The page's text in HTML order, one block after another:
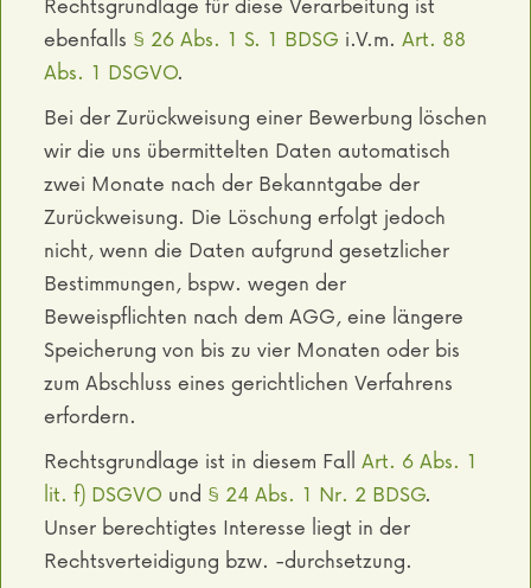
ebenfalls § 26 Abs. 1 S. 1 BDSG i.V.m. Art. 88
Abs. 1 DSGVO.
Bei der Zurückweisung einer Bewerbung löschen
wir die uns übermittelten Daten automatisch
zwei Monate nach der Bekanntgabe der
Zurückweisung. Die Löschung erfolgt jedoch
nicht, wenn die Daten aufgrund gesetzlicher
Bestimmungen, bspw. wegen der
Beweispflichten nach dem AGG, eine längere
Speicherung von bis zu vier Monaten oder bis
zum Abschluss eines gerichtlichen Verfahrens
erfordern.
Rechtsgrundlage ist in diesem Fall Art. 6 Abs. 1
lit. f) DSGVO und § 24 Abs. 1 Nr. 2 BDSG.
Unser berechtigtes Interesse liegt in der
Rechtsverteidigung bzw. -durchsetzung.